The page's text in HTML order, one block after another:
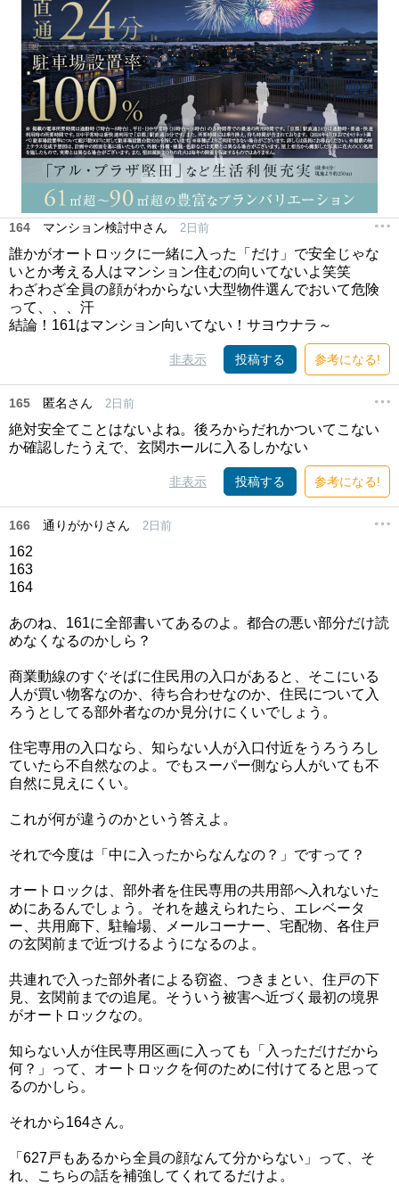
164 マンション検討中さん 2日前
誰かがオートロックに一緒に入った「だけ」で安全じゃな
いとか考える人はマンション住むの向いてないよ笑笑
わざわざ全員の顔がわからない大型物件選んでおいて危険
って、、、汗
結論！161はマンション向いてない！サヨウナラ～
非表示 投稿する 参考になる!
165 匿名さん 2日前
絶対安全てことはないよね。後ろからだれかついてこない
か確認したうえで、玄関ホールに入るしかない
非表示 投稿する 参考になる!
166 通りがかりさん 2日前
162
163
164
あのね、161に全部書いてあるのよ。都合の悪い部分だけ読
めなくなるのかしら？
商業動線のすぐそばに住民用の入口があると、そこにいる
人が買い物客なのか、待ち合わせなのか、住民について入
ろうとしてる部外者なのか見分けにくいでしょう。
住宅専用の入口なら、知らない人が入口付近をうろうろし
ていたら不自然なのよ。でもスーパー側なら人がいても不
自然に見えにくい。
これが何が違うのかという答えよ。
それで今度は「中に入ったからなんなの？」ですって？
オートロックは、部外者を住民専用の共用部へ入れないた
めにあるんでしょう。それを越えられたら、エレベータ
ー、共用廊下、駐輪場、メールコーナー、宅配物、各住戸
の玄関前まで近づけるようになるのよ。
共連れで入った部外者による窃盗、つきまとい、住戸の下
見、玄関前までの追尾。そういう被害へ近づく最初の境界
がオートロックなの。
知らない人が住民専用区画に入っても「入っただけだから
何？」って、オートロックを何のために付けてると思って
るのかしら。
それから164さん。
「627戸もあるから全員の顔なんて分からない」って、そ
れ、こちらの話を補強してくれてるだけよ。